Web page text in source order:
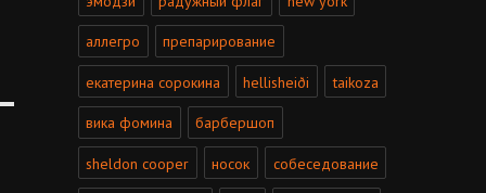
аллегро препарирование
екатерина сорокина hellisheiði taikoza
вика фомина барбершоп
sheldon cooper носок собеседование